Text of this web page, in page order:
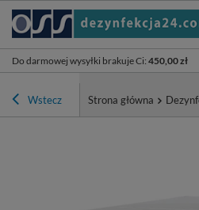
Do darmowej wysyłki brakuje Ci: 450,00 zł
Wstecz Strona główna